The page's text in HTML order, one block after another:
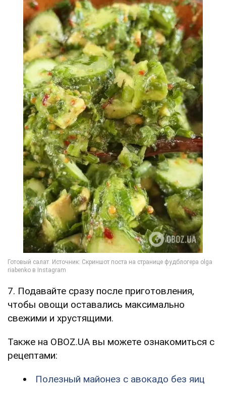
7. Подавайте сразу после приготовления,
чтобы овощи оставались максимально
свежими и хрустящими.
Также на OBOZ.UA вы можете ознакомиться с
рецептами:
Полезный майонез с авокадо без яиц